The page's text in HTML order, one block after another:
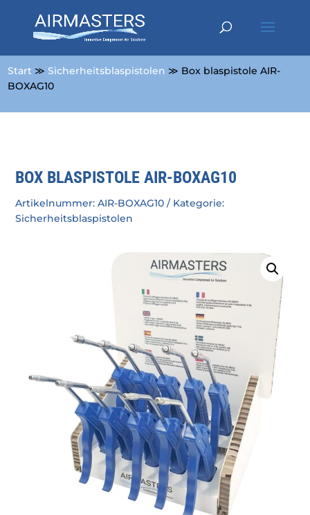
Start ≫Sicherheitsblaspistolen ≫ Box blaspistole AIR-
BOXAG10
BOX BLASPISTOLE AIR-BOXAG10
Artikelnummer:AIR-BOXAG10
Kategorie:
Sicherheitsblaspistolen